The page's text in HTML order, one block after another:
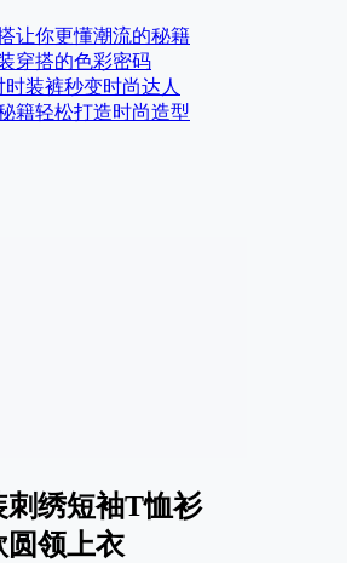
让你更懂潮流的秘籍
穿搭的色彩密码
时装裤秒变时尚达人
籍轻松打造时尚造型
刺绣短袖T恤衫
圆领上衣